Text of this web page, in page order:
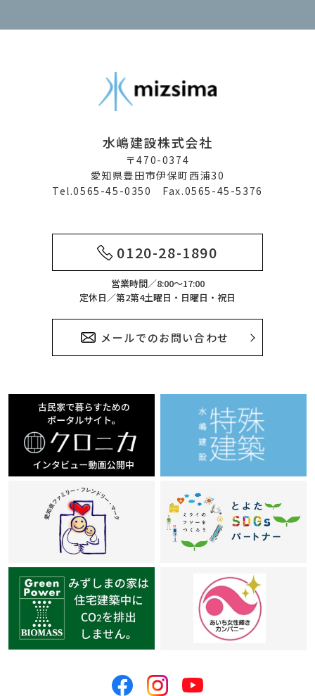
水嶋建設株式会社
〒470-0374
愛知県豊田市伊保町西浦30
Tel.0565-45-0350 Fax.0565-45-5376
0120-28-1890
営業時間／8:00～17:00
定休日／第2第4土曜日・日曜日・祝日
メールでのお問い合わせ